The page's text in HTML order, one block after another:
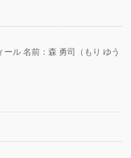
ル 名前：森 勇司（もり ゆう